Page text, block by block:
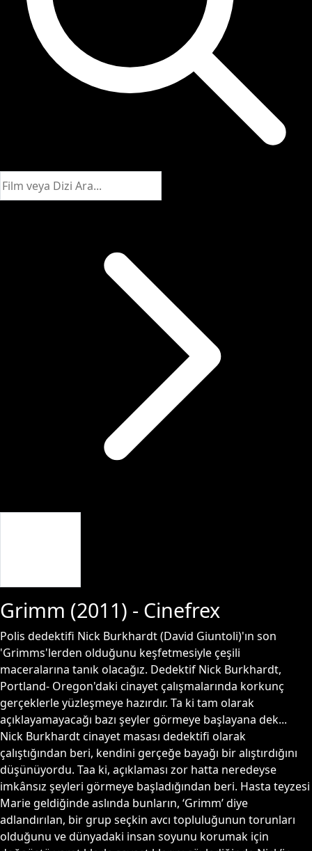
Grimm (2011) - Cinefrex
Polis dedektifi Nick Burkhardt (David Giuntoli)'ın son
'Grimms'lerden olduğunu keşfetmesiyle çeşili
maceralarına tanık olacağız. Dedektif Nick Burkhardt,
Portland- Oregon'daki cinayet çalışmalarında korkunç
gerçeklerle yüzleşmeye hazırdır. Ta ki tam olarak
açıklayamayacağı bazı şeyler görmeye başlayana dek...
Nick Burkhardt cinayet masası dedektifi olarak
çalıştığından beri, kendini gerçeğe bayağı bir alıştırdığını
düşünüyordu. Taa ki, açıklaması zor hatta neredeyse
imkânsız şeyleri görmeye başladığından beri. Hasta teyzesi
Marie geldiğinde aslında bunların, ‘Grimm’ diye
adlandırılan, bir grup seçkin avcı topluluğunun torunları
olduğunu ve dünyadaki insan soyunu korumak için